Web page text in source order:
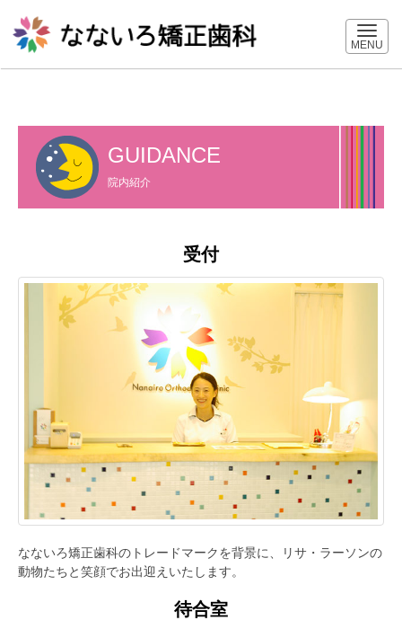
MENU
GUIDANCE
院内紹介
受付
なないろ矯正歯科のトレードマークを背景に、リサ・ラーソンの
動物たちと笑顔でお出迎えいたします。
待合室